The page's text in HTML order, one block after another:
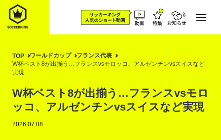
TOP ワールドカップ
フランス代表
W杯ベスト8が出揃う…フランスvsモロッコ、アルゼンチンvsスイスなど
実現
W杯ベスト8が出揃う…フランスvsモロ
ッコ、アルゼンチンvsスイスなど実現
2026.07.08